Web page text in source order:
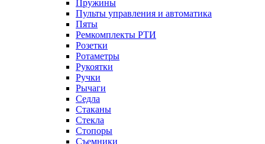
Пружины
Пульты управления и автоматика
Пяты
Ремкомплекты РТИ
Розетки
Ротаметры
Рукоятки
Ручки
Рычаги
Седла
Стаканы
Стекла
Стопоры
Съемники